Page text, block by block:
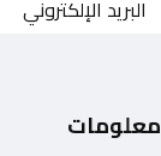
معلومات